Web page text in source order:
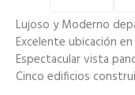
Lujoso y Moderno
Excelente ubicación
Espectacular vista
Cinco edificios